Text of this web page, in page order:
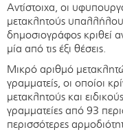
Αντίστοιχα, οι
μετακλητούς
δημοσιογράφος κριθεί
μία από τις έξι θέσεις.
Μικρό αριθμό
γραμματείς, οι οποίοι
μετακλητούς και
γραμματείες από 93
περισσότερες